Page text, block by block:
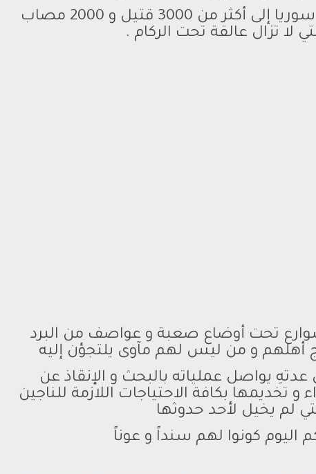
إلى الآن وصل عدد ضحاياه في شمال سوريا إلى أكثر من 3000 قتيل و 2000 مصاب
لا تزال عالقة تحت الركام .
تحت أوضاع صعبة و عواصف من البرد
أهلهم و من ليس لهم مآوى يلتجؤن إليه
يواصل عملياته بالبحث و الإنقاذ عن
و تخديمها بكافة الاحتياجات اللازمة للناجين
لم يخيل لأحد حدوثها
اليوم كونوا لهم سنداً و عوناً